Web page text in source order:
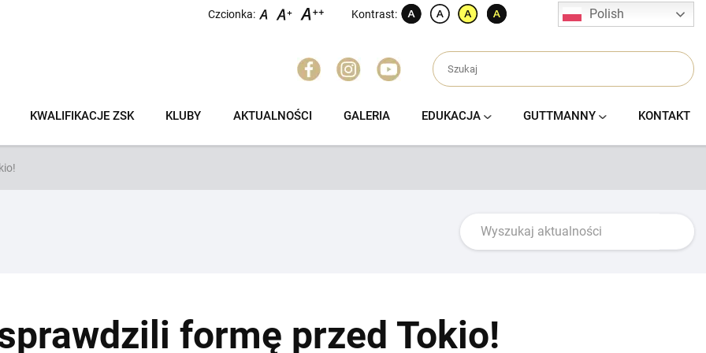
Czcionka: Kontrast: Polish
KWALIFIKACJE ZSK KLUBY AKTUALNOŚCI GALERIA EDUKACJA GUTTMANNY KONTAKT
formę przed Tokio!